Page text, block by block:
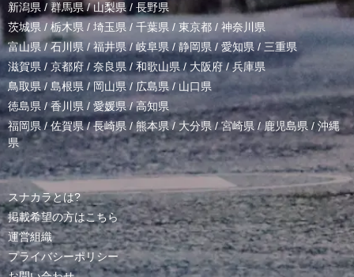
新潟県 /群馬県/山梨県 / 長野県
茨城県 / 栃木県 / 埼玉県 / 千葉県 / 東京都 / 神奈川県
富山県 /石川県/福井県/岐阜県 / 静岡県 / 愛知県 / 三重県
滋賀県 / 京都府 / 奈良県 / 和歌山県/ 大阪府 /兵庫県
鳥取県/ 島根県 /岡山県/ 広島県 / 山口県
徳島県 /香川県 / 愛媛県/高知県
福岡県/佐賀県/長崎県 /熊本県/ 大分県/宮崎県 /鹿児島県 / 沖縄
県
スナカラとは?
掲載希望の方はこちら
運営組織
プライバシーポリシー